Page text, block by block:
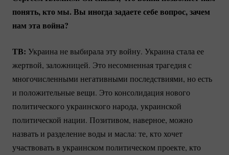
понять, кто мы. Вы иногда задаете себе вопрос, зачем
нам эта война?
ТВ: Украина не выбирала эту войну. Украина стала ее
жертвой, заложницей. Это несомненная трагедия с
многочисленными негативными последствиями, но есть
и положительные вещи. Это консолидация нового
политического украинского народа, украинской
политической нации. Позитивом, наверное, можно
назвать и разделение воды и масла: те, кто хочет
участвовать в украинском политическом проекте, кто